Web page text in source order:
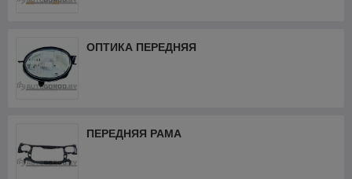
ОПТИКА ПЕРЕДНЯЯ
ПЕРЕДНЯЯ РАМА